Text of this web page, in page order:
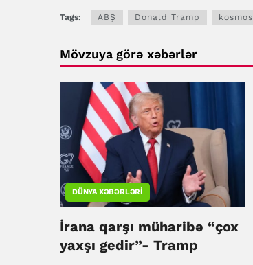
Tags: ABŞ Donald Tramp kosmos
Mövzuya görə xəbərlər
DÜNYA XƏBƏRLƏRI
İrana qarşı müharibə “çox
yaxşı gedir”- Tramp